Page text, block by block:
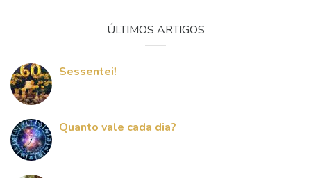
ÚLTIMOS ARTIGOS
Sessentei!
Quanto vale cada dia?